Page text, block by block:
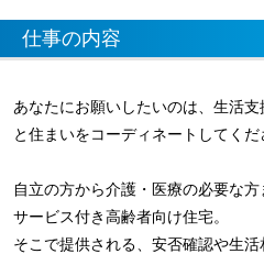
仕事の内容
あなたにお願いしたいのは、生活
と住まいをコーディネートしてくだ
自立の方から介護・医療の必要な
サービス付き高齢者向け住宅。
そこで提供される、安否確認や生